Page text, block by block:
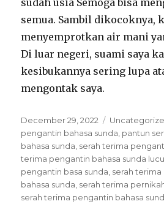
sudah usia Semoga bisa
semua. Sambil dikocoknya,
menyemprotkan air mani
Di luar negeri, suami saya
kesibukannya sering lupa
mengontak saya.
Posted
on
December 29, 2022 Categories
pengantin bahasa sunda pantun
bahasa sunda serah terima
terima pengantin bahasa sunda lucu
pengantin basa sunda serah
bahasa sunda serah terima
serah terima pengantin bahasa